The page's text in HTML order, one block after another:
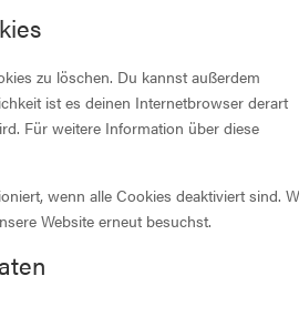
zu löschen. Du kannst außerdem
ist es deinen Internetbrowser derart
Für weitere Information über diese
wenn alle Cookies deaktiviert sind.
Website erneut besuchst.